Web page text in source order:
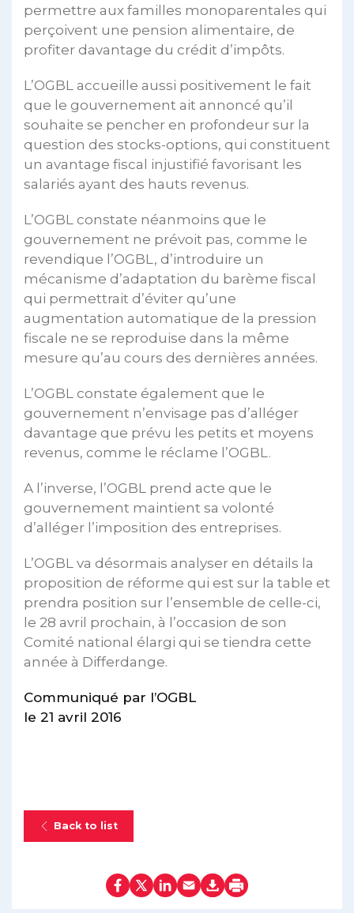
permettre aux familles monoparentales qui
perçoivent une pension alimentaire, de
profiter davantage du crédit d’impôts.
L’OGBL accueille aussi positivement le fait
que le gouvernement ait annoncé qu’il
souhaite se pencher en profondeur sur la
question des stocks-options, qui constituent
un avantage fiscal injustifié favorisant les
salariés ayant des hauts revenus.
L’OGBL constate néanmoins que le
gouvernement ne prévoit pas, comme le
revendique l’OGBL, d’introduire un
mécanisme d’adaptation du barème fiscal
qui permettrait d’éviter qu’une
augmentation automatique de la pression
fiscale ne se reproduise dans la même
mesure qu’au cours des dernières années.
L’OGBL constate également que le
gouvernement n’envisage pas d’alléger
davantage que prévu les petits et moyens
revenus, comme le réclame l’OGBL.
A l’inverse, l’OGBL prend acte que le
gouvernement maintient sa volonté
d’alléger l’imposition des entreprises.
L’OGBL va désormais analyser en détails la
proposition de réforme qui est sur la table et
prendra position sur l’ensemble de celle-ci,
le 28 avril prochain, à l’occasion de son
Comité national élargi qui se tiendra cette
année à Differdange.
Communiqué par l’OGBL
le 21 avril 2016
Back to list